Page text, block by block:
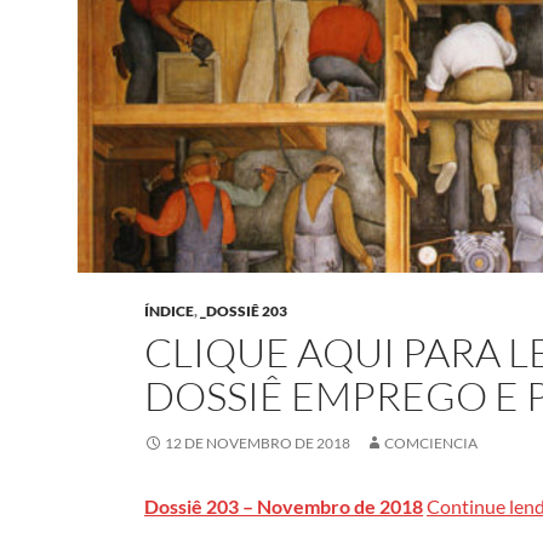
ÍNDICE, _DOSSIÊ 203
CLIQUE AQUI PARA
DOSSIÊ EMPREGO E
12 DE NOVEMBRO DE 2018 COMCIENCIA
Dossiê 203 – Novembro de 2018Continue